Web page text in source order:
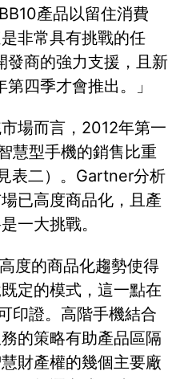
產品以留住消費
非常具有挑戰的任
發商的強力支援，且新
四季才會推出。」
場而言，2012年第一
慧型手機的銷售比重
表二）。Gartner分析
已高度商品化，且產
一大挑戰。
度的商品化趨勢使得
定的模式，這一點在
印證。高階手機結合
的策略有助產品區隔
財產權的幾個主要廠